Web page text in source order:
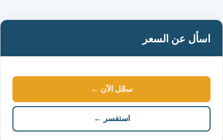
اسأل عن السعر
سجّل الآن ←
استفسر ←